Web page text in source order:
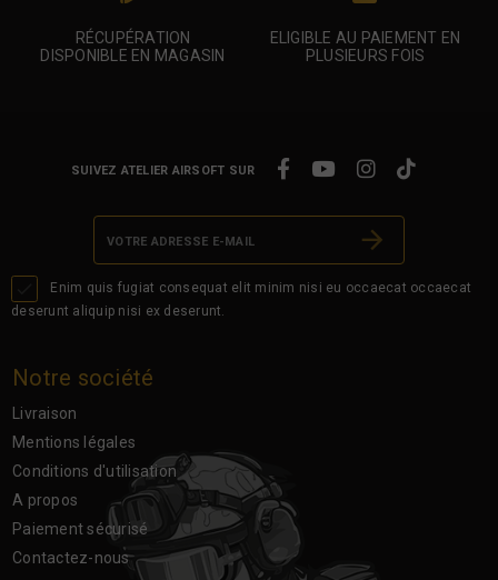
RÉCUPÉRATION
DISPONIBLE EN MAGASIN
ELIGIBLE AU PAIEMENT EN
PLUSIEURS FOIS
Enim quis fugiat consequat elit minim nisi eu occaecat occaecat
deserunt aliquip nisi ex deserunt.
SUIVEZ ATELIER AIRSOFT SUR
Notre société
Livraison
Mentions légales
Conditions d'utilisation
A propos
Paiement sécurisé
Contactez-nous